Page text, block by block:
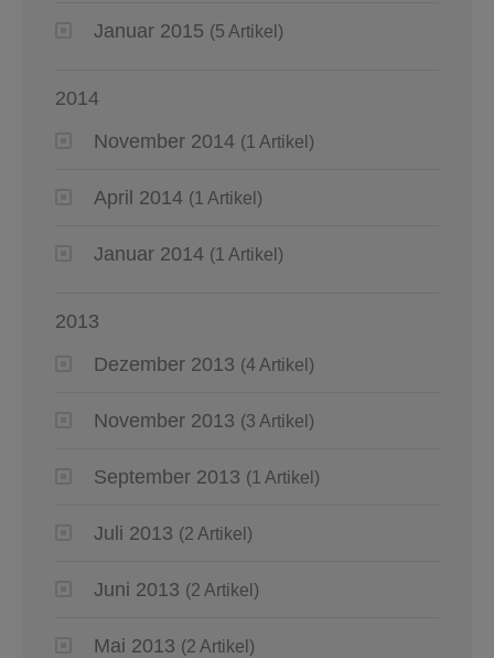
Januar 2015 (5 Artikel)
2014
November 2014 (1 Artikel)
April 2014 (1 Artikel)
Januar 2014 (1 Artikel)
2013
Dezember 2013 (4 Artikel)
November 2013 (3 Artikel)
September 2013 (1 Artikel)
Juli 2013 (2 Artikel)
Juni 2013 (2 Artikel)
Mai 2013 (2 Artikel)